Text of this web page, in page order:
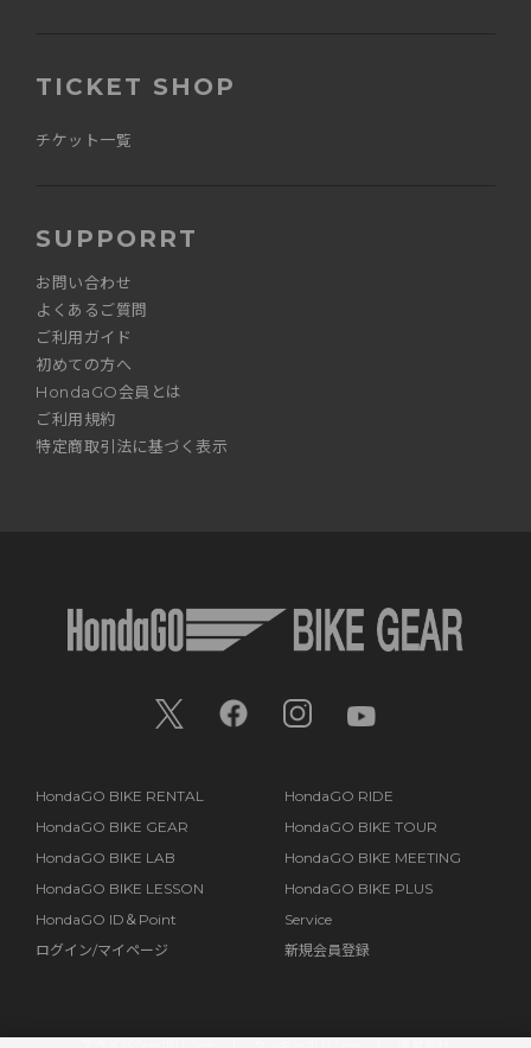
TICKET SHOP
チケット一覧
SUPPORRT
お問い合わせ
よくあるご質問
ご利用ガイド
初めての方へ
HondaGO会員とは
ご利用規約
特定商取引法に基づく表示
HondaGO BIKE RENTAL
HondaGO RIDE
HondaGO BIKE GEAR
HondaGO BIKE TOUR
HondaGO BIKE LAB
HondaGO BIKE MEETING
HondaGO BIKE LESSON
HondaGO BIKE PLUS
HondaGO ID＆Point
Service
ログイン/マイページ
新規会員登録
プライバシーポリシー クッキーポリシー 運営会社